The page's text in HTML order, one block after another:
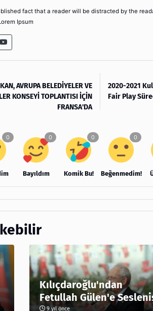
fact that a reader will be distracted by the
Ipsum
AVRUPA BELEDİYELER VE
KONSEYİ TOPLANTISI İÇİN
FRANSA'DA
2020-2021
Fair Play
Bayıldım Komik Bu! Beğenmedim!
Kılıçdaroğlu'ndan
Fetullah Gülen'e
9 yıl önce